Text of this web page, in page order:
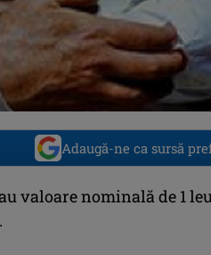
Adaugă-ne ca sursă
valoare nominală de 1